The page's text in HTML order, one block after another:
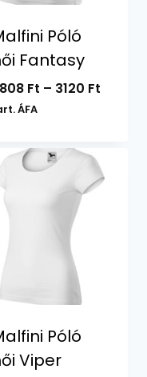
Póló
Fantasy
Ft – 3120 Ft
ÁFA
Póló
Viper